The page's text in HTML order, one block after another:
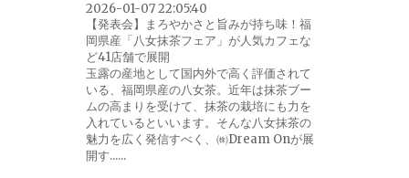
2026-01-07 22:05:40
【発表会】まろやかさと旨みが持ち味！福
岡県産「八女抹茶フェア」が人気カフェな
ど41店舗で展開
玉露の産地として国内外で高く評価されて
いる、福岡県産の八女茶。近年は抹茶ブー
ムの高まりを受けて、抹茶の栽培にも力を
入れているといいます。そんな八女抹茶の
魅力を広く発信すべく、㈱Dream Onが展
開す......